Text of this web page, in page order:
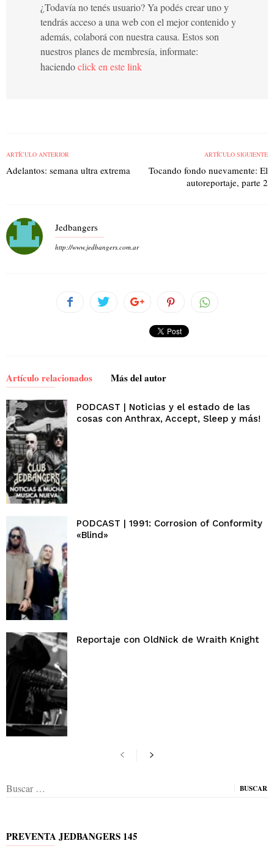
¿Todavía no tenés usuario? Ya podés crear uno y
tendrás acceso a una web con el mejor contenido y
además, colaborá con nuestra causa. Estos son
nuestros planes de membresía, informate:
haciendoclick en este link
ARTÍCULO ANTERIOR
Adelantos: semana ultra extrema
ARTÍCULO SIGUIENTE
Tocando fondo nuevamente: El
autoreportaje, parte 2
Jedbangers
http://www.jedbangers.com.ar
Artículo relacionados Más del autor
PODCAST | Noticias y el estado de las
cosas con Anthrax, Accept, Sleep y más!
PODCAST | 1991: Corrosion of Conformity
«Blind»
Reportaje con OldNick de Wraith Knight
Buscar:
PREVENTA JEDBANGERS 145